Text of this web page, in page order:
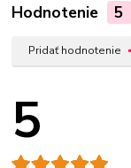
Hodnotenie 5
Pridať hodnotenie
5